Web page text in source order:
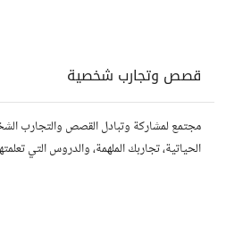
قصص وتجارب شخصية
مجتمع لمشاركة وتبادل القصص والتجارب
الحياتية، تجاربك الملهمة، والدروس التي